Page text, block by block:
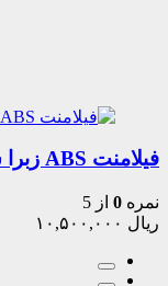
فیلامنت ABS زبرا سبز فسفری پاستیلی
نمره 0 از 5
ریال